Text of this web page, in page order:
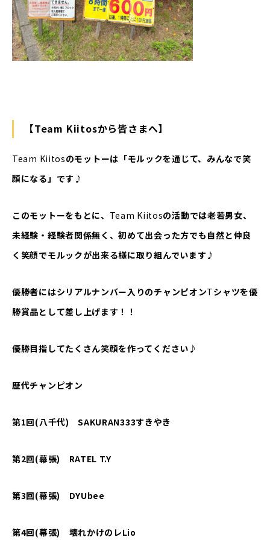
【Team Kiitosから皆さまへ】
Team Kiitosのモットーは「モルックを通じて、みんなで笑
顔になる」です♪
このモットーをもとに、 Team Kiitosの活動では老若男女、
未経験・経験者関係無く、初めて出会った方でも自然と仲良
く笑顔でモルックが出来る様に取り組んでいます♪
優勝者にはシリアルナンバー入りのチャンピオンTシャツを優
勝賞品として差し上げます！！
優勝目指してたくさん笑顔を作ってください♪
歴代チャンピオン
第1回(八千代) SAKURAN333すきやき
第2回(幕張) RATEL T.Y
第3回(幕張) DYUbee
第4回(幕張) 壊れかけのレLio